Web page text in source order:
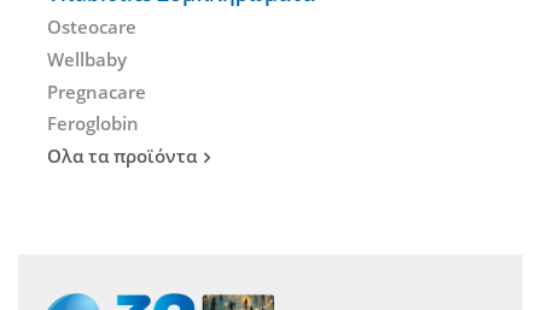
Osteocare
Wellbaby
Pregnacare
Feroglobin
Ολα τα προϊόντα